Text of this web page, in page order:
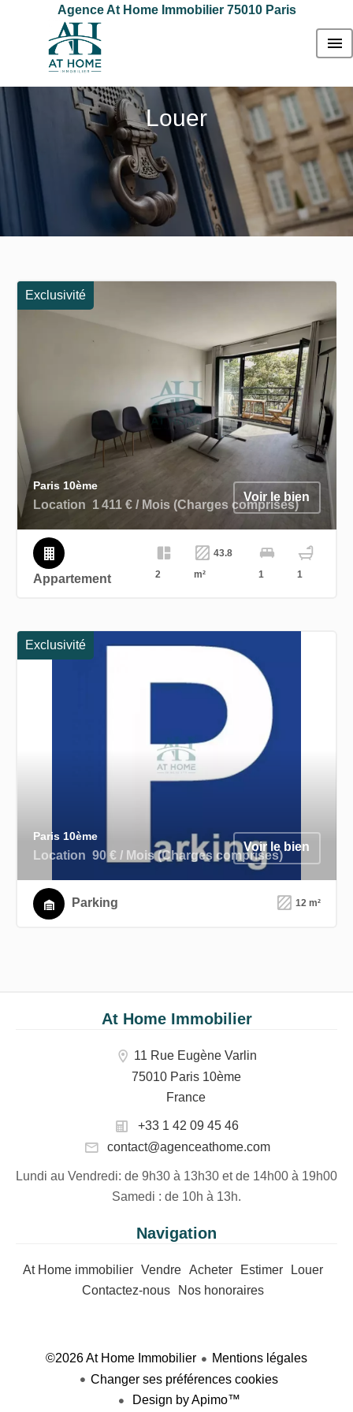
Agence At Home Immobilier 75010 Paris
Louer
Exclusivité
Paris 10ème
Location 1 411 € / Mois (Charges comprises)
Voir le bien
Appartement 2
43.8
m²
1 1
Exclusivité
Paris 10ème
Location 90 € / Mois (Charges comprises)
Voir le bien
Parking 12 m²
At Home Immobilier
11 Rue Eugène Varlin
75010 Paris 10ème
France
+33 1 42 09 45 46
contact@agenceathome.com
Lundi au Vendredi: de 9h30 à 13h30 et de 14h00 à 19h00
Samedi : de 10h à 13h.
Navigation
At Home immobilier Vendre Acheter Estimer
Louer
Contactez-nous
Nos honoraires
©2026 At Home Immobilier
Mentions légales
Changer ses préférences cookies
Design byApimo™